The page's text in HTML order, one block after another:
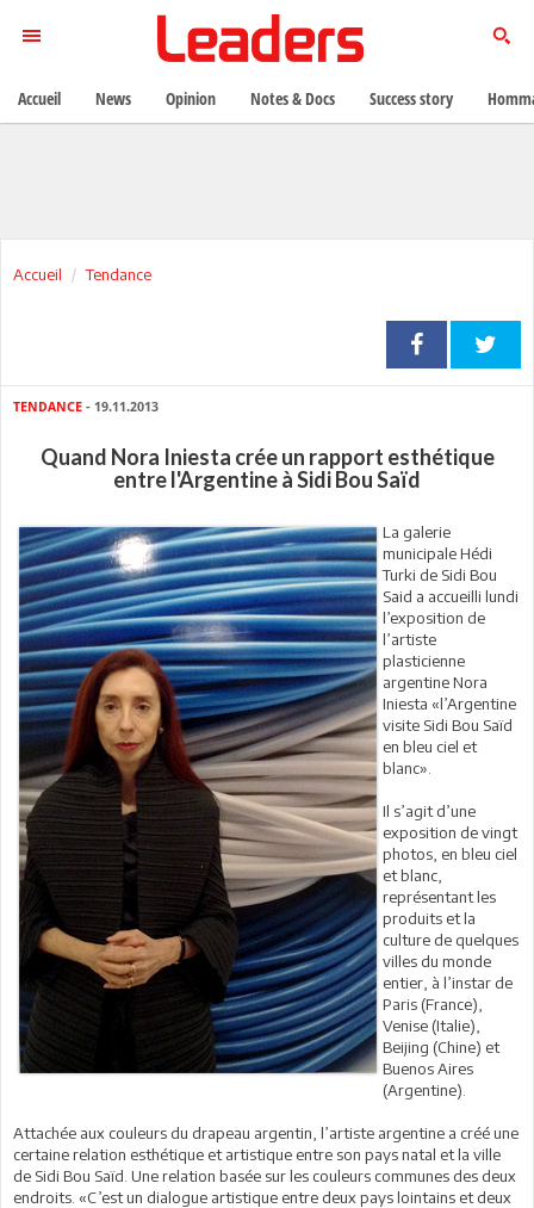
Accueil Tendance
TENDANCE - 19.11.2013
Quand Nora Iniesta crée un rapport esthétique
entre l'Argentine à Sidi Bou Saïd
La galerie
municipale Hédi
Turki de Sidi Bou
Said a accueilli lundi
l’exposition de
l’artiste
plasticienne
argentine Nora
Iniesta «l’Argentine
visite Sidi Bou Saïd
en bleu ciel et
blanc».
Il s’agit d’une
exposition de vingt
photos, en bleu ciel
et blanc,
représentant les
produits et la
culture de quelques
villes du monde
entier, à l’instar de
Paris (France),
Venise (Italie),
Beijing (Chine) et
Buenos Aires
(Argentine).
Attachée aux couleurs du drapeau argentin, l’artiste argentine a créé une
certaine relation esthétique et artistique entre son pays natal et la ville
de Sidi Bou Saïd. Une relation basée sur les couleurs communes des deux
endroits. «C’est un dialogue artistique entre deux pays lointains et deux
Accueil News Opinion Notes & Docs Success story